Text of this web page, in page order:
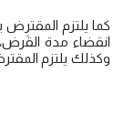
كما يلتزم
انقضاء مدة
وكذلك يلتزم